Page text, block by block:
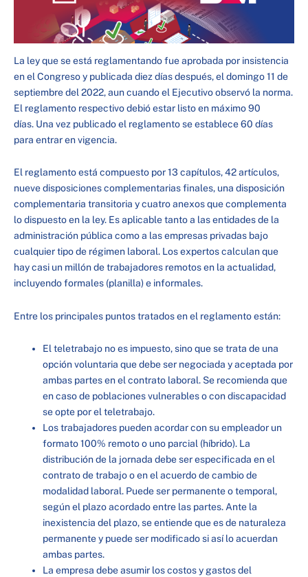
La ley que se está reglamentando fue aprobada por insistencia
en el Congreso y publicada diez días después, el domingo 11 de
septiembre del 2022, aun cuando el Ejecutivo observó la norma.
El reglamento respectivo debió estar listo en máximo 90
días. Una vez publicado el reglamento se establece 60 días
para entrar en vigencia.
El reglamento está compuesto por 13 capítulos, 42 artículos,
nueve disposiciones complementarias finales, una disposición
complementaria transitoria y cuatro anexos que complementa
lo dispuesto en la ley. Es aplicable tanto a las entidades de la
administración pública como a las empresas privadas bajo
cualquier tipo de régimen laboral. Los expertos calculan que
hay casi un millón de trabajadores remotos en la actualidad,
incluyendo formales (planilla) e informales.
Entre los principales puntos tratados en el reglamento están:
El teletrabajo no es impuesto, sino que se trata de una
opción voluntaria que debe ser negociada y aceptada por
ambas partes en el contrato laboral. Se recomienda que
en caso de poblaciones vulnerables o con discapacidad
se opte por el teletrabajo.
Los trabajadores pueden acordar con su empleador un
formato 100% remoto o uno parcial (híbrido). La
distribución de la jornada debe ser especificada en el
contrato de trabajo o en el acuerdo de cambio de
modalidad laboral. Puede ser permanente o temporal,
según el plazo acordado entre las partes. Ante la
inexistencia del plazo, se entiende que es de naturaleza
permanente y puede ser modificado si así lo acuerdan
ambas partes.
La empresa debe asumir los costos y gastos del